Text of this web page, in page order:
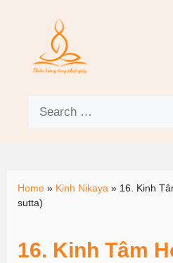
Home » Kinh Nikaya » 16. Kinh
sutta)
16. Kinh Tâm